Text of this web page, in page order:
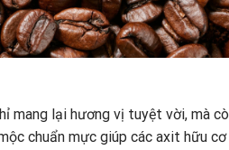
mang lại hương vị tuyệt vời, mà
chuẩn mực giúp các axit hữu cơ